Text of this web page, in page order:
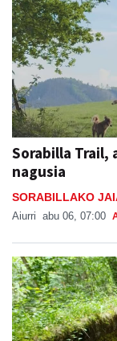
Sorabilla
nagusia
SORABILLAKO
Aiurri abu 06, 07:00